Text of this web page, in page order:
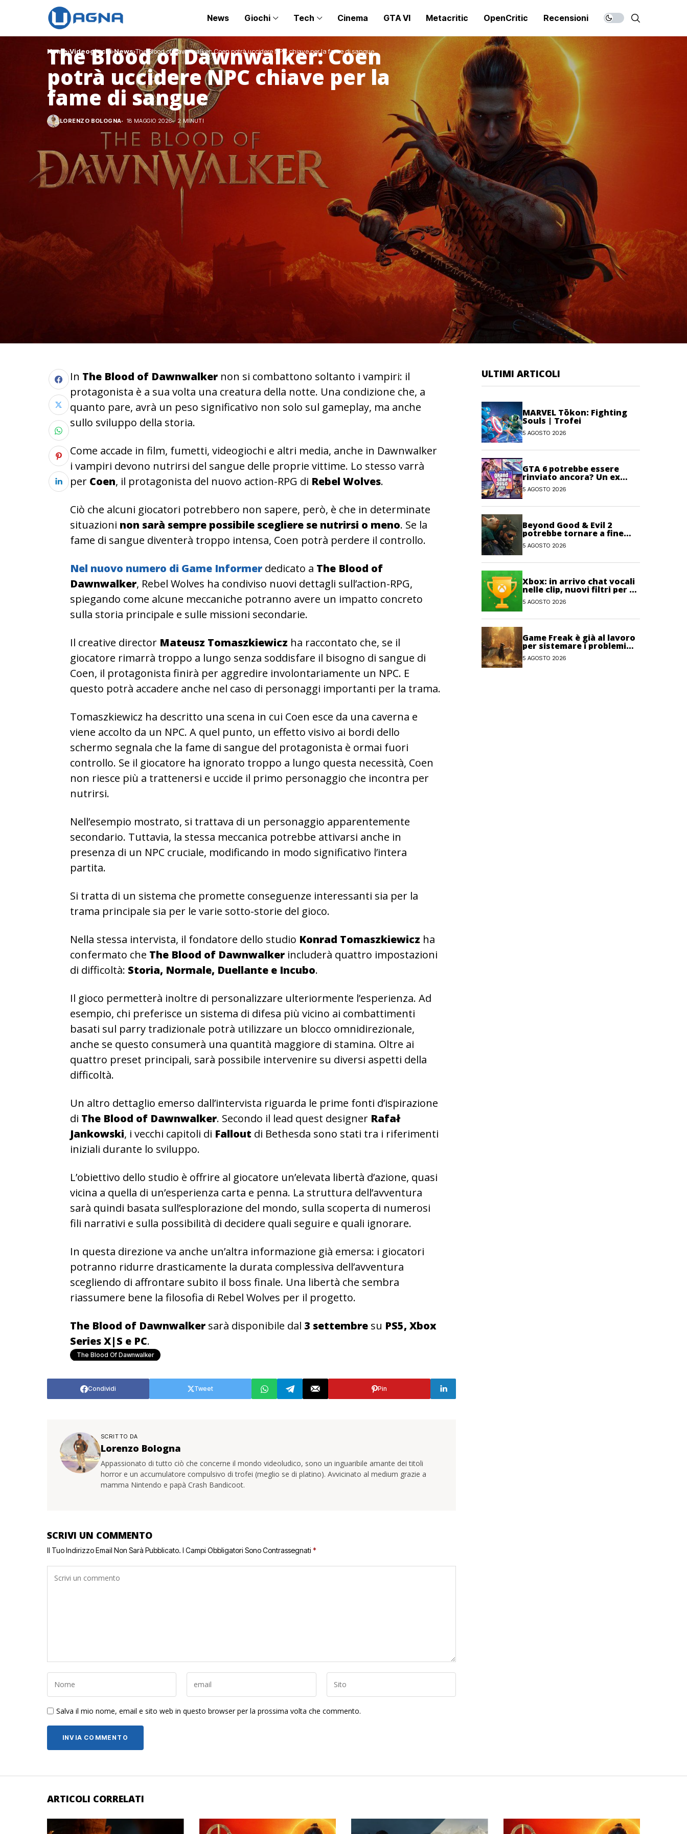
News Giochi Tech Cinema GTA VI Metacritic OpenCritic Recensioni
Home Videogiochi News The Blood of Dawnwalker: Coen potrà uccidere NPC chiave per la fame di sangue
The Blood of Dawnwalker: Coen
potrà uccidere NPC chiave per la
fame di sangue
LORENZO BOLOGNA 18 MAGGIO 2026 2 MINUTI
In The Blood of Dawnwalker non si combattono soltanto i vampiri: il
protagonista è a sua volta una creatura della notte. Una condizione che, a
quanto pare, avrà un peso significativo non solo sul gameplay, ma anche
sullo sviluppo della storia.
Come accade in film, fumetti, videogiochi e altri media, anche in Dawnwalker
i vampiri devono nutrirsi del sangue delle proprie vittime. Lo stesso varrà
per Coen, il protagonista del nuovo action-RPG di Rebel Wolves.
Ciò che alcuni giocatori potrebbero non sapere, però, è che in determinate
situazioni non sarà sempre possibile scegliere se nutrirsi o meno. Se la
fame di sangue diventerà troppo intensa, Coen potrà perdere il controllo.
Nel nuovo numero di Game Informer dedicato a The Blood of
Dawnwalker, Rebel Wolves ha condiviso nuovi dettagli sull’action-RPG,
spiegando come alcune meccaniche potranno avere un impatto concreto
sulla storia principale e sulle missioni secondarie.
Il creative director Mateusz Tomaszkiewicz ha raccontato che, se il
giocatore rimarrà troppo a lungo senza soddisfare il bisogno di sangue di
Coen, il protagonista finirà per aggredire involontariamente un NPC. E
questo potrà accadere anche nel caso di personaggi importanti per la trama.
Tomaszkiewicz ha descritto una scena in cui Coen esce da una caverna e
viene accolto da un NPC. A quel punto, un effetto visivo ai bordi dello
schermo segnala che la fame di sangue del protagonista è ormai fuori
controllo. Se il giocatore ha ignorato troppo a lungo questa necessità, Coen
non riesce più a trattenersi e uccide il primo personaggio che incontra per
nutrirsi.
Nell’esempio mostrato, si trattava di un personaggio apparentemente
secondario. Tuttavia, la stessa meccanica potrebbe attivarsi anche in
presenza di un NPC cruciale, modificando in modo significativo l’intera
partita.
Si tratta di un sistema che promette conseguenze interessanti sia per la
trama principale sia per le varie sotto-storie del gioco.
Nella stessa intervista, il fondatore dello studio Konrad Tomaszkiewicz ha
confermato che The Blood of Dawnwalker includerà quattro impostazioni
di difficoltà: Storia, Normale, Duellante e Incubo.
Il gioco permetterà inoltre di personalizzare ulteriormente l’esperienza. Ad
esempio, chi preferisce un sistema di difesa più vicino ai combattimenti
basati sul parry tradizionale potrà utilizzare un blocco omnidirezionale,
anche se questo consumerà una quantità maggiore di stamina. Oltre ai
quattro preset principali, sarà possibile intervenire su diversi aspetti della
difficoltà.
Un altro dettaglio emerso dall’intervista riguarda le prime fonti d’ispirazione
di The Blood of Dawnwalker. Secondo il lead quest designer Rafał
Jankowski, i vecchi capitoli di Fallout di Bethesda sono stati tra i riferimenti
iniziali durante lo sviluppo.
L’obiettivo dello studio è offrire al giocatore un’elevata libertà d’azione, quasi
vicina a quella di un’esperienza carta e penna. La struttura dell’avventura
sarà quindi basata sull’esplorazione del mondo, sulla scoperta di numerosi
fili narrativi e sulla possibilità di decidere quali seguire e quali ignorare.
In questa direzione va anche un’altra informazione già emersa: i giocatori
potranno ridurre drasticamente la durata complessiva dell’avventura
scegliendo di affrontare subito il boss finale. Una libertà che sembra
riassumere bene la filosofia di Rebel Wolves per il progetto.
The Blood of Dawnwalker sarà disponibile dal 3 settembre su PS5, Xbox
Series X|S e PC.
The Blood Of Dawnwalker
Condividi Tweet Pin
SCRITTO DA
Lorenzo Bologna
Appassionato di tutto ciò che concerne il mondo videoludico, sono un inguaribile amante dei titoli
horror e un accumulatore compulsivo di trofei (meglio se di platino). Avvicinato al medium grazie a
mamma Nintendo e papà Crash Bandicoot.
SCRIVI UN COMMENTO
Il Tuo Indirizzo Email Non Sarà Pubblicato. I Campi Obbligatori Sono Contrassegnati *
Salva il mio nome, email e sito web in questo browser per la prossima volta che commento.
ULTIMI ARTICOLI
MARVEL Tōkon: Fighting
Souls | Trofei
5 AGOSTO 2026
GTA 6 potrebbe essere
rinviato ancora? Un ex
sviluppatore di Rockstar
non lo esclude
5 AGOSTO 2026
Beyond Good & Evil 2
potrebbe tornare a fine
anno con un nuovo nome
5 AGOSTO 2026
Xbox: in arrivo chat vocali
nelle clip, nuovi filtri per gli
Obiettivi e salvataggi
cloud recuperabili
5 AGOSTO 2026
Game Freak è già al lavoro
per sistemare i problemi
maggiori di Beast of
Reincarnation
5 AGOSTO 2026
ARTICOLI CORRELATI